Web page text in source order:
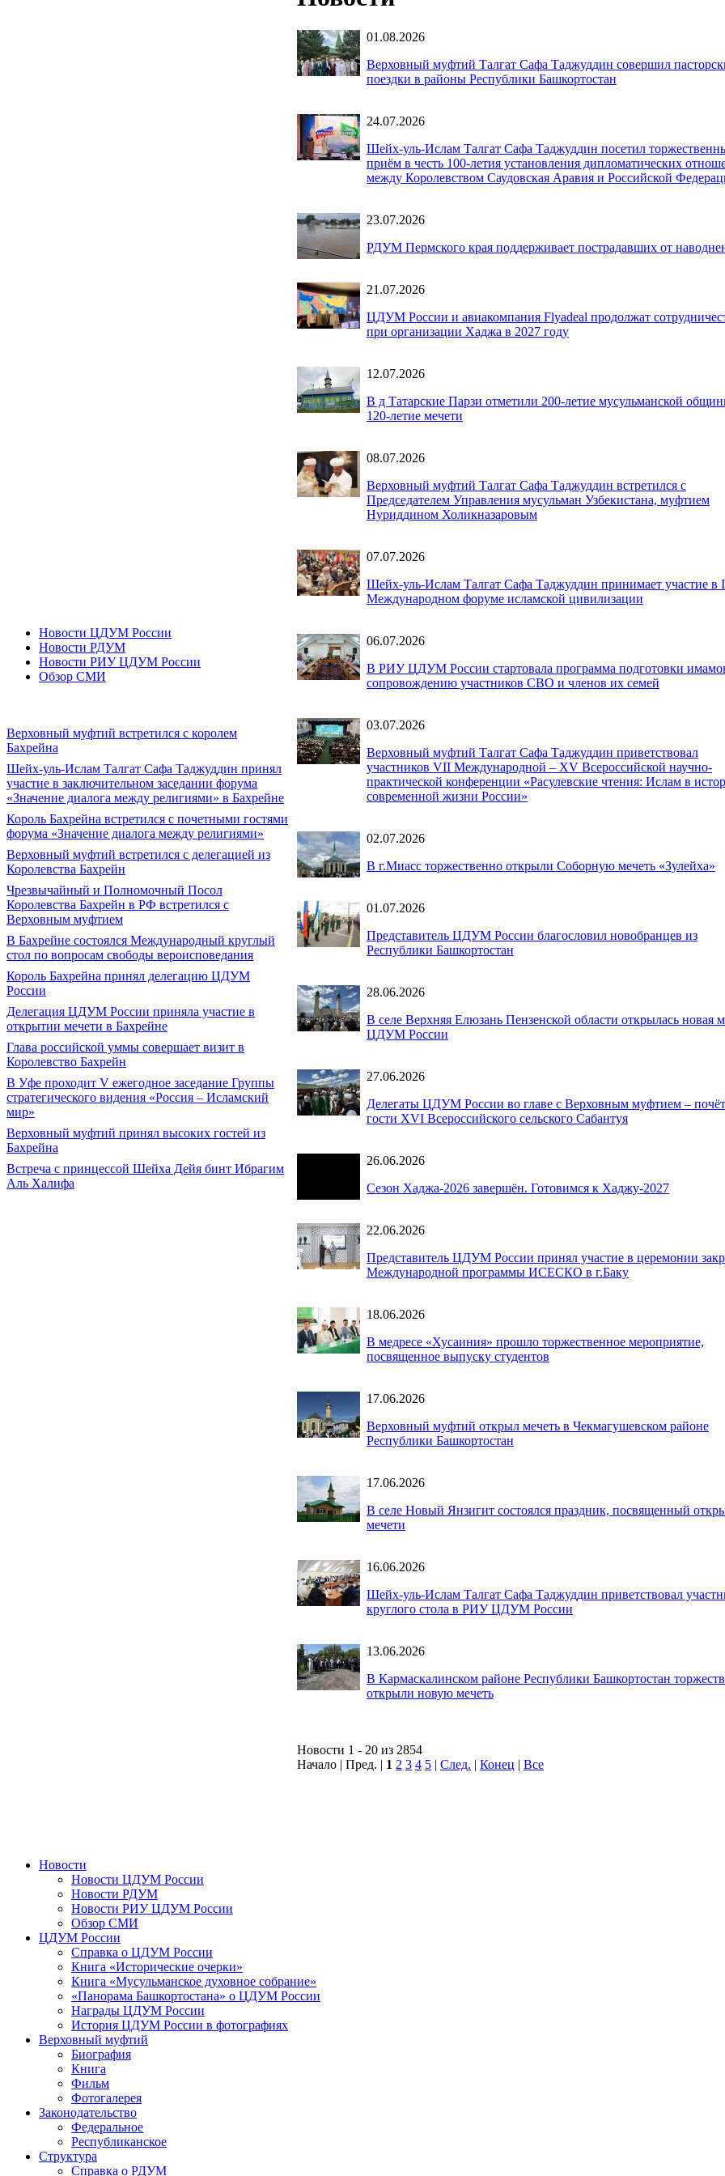
Новости ЦДУМ России
Новости РДУМ
Новости РИУ ЦДУМ России
Обзор СМИ
Верховный муфтий встретился с королем
Бахрейна
Шейх-уль-Ислам Талгат Сафа Таджуддин принял
участие в заключительном заседании форума
«Значение диалога между религиями» в Бахрейне
Король Бахрейна встретился с почетными гостями
форума «Значение диалога между религиями»
Верховный муфтий встретился с делегацией из
Королевства Бахрейн
Чрезвычайный и Полномочный Посол
Королевства Бахрейн в РФ встретился с
Верховным муфтием
В Бахрейне состоялся Международный круглый
стол по вопросам свободы вероисповедания
Король Бахрейна принял делегацию ЦДУМ
России
Делегация ЦДУМ России приняла участие в
открытии мечети в Бахрейне
Глава российской уммы совершает визит в
Королевство Бахрейн
В Уфе проходит V ежегодное заседание Группы
стратегического видения «Россия – Исламский
мир»
Верховный муфтий принял высоких гостей из
Бахрейна
Встреча с принцессой Шейха Дейя бинт Ибрагим
Аль Халифа
01.08.2026
Верховный муфтий Талгат Сафа Таджуддин совершил
поездки в районы Республики Башкортостан
24.07.2026
Шейх-уль-Ислам Талгат Сафа Таджуддин посетил
приём в честь 100-летия установления дипломатических
между Королевством Саудовская Аравия и Российской
23.07.2026
РДУМ Пермского края поддерживает пострадавших от
21.07.2026
ЦДУМ России и авиакомпания Flyadeal продолжат
при организации Хаджа в 2027 году
12.07.2026
В д Татарские Парзи отметили 200-летие мусульманской
120-летие мечети
08.07.2026
Верховный муфтий Талгат Сафа Таджуддин встретился с
Председателем Управления мусульман Узбекистана, муфтием
Нуриддином Холикназаровым
07.07.2026
Шейх-уль-Ислам Талгат Сафа Таджуддин принимает участие в I
Международном форуме исламской цивилизации
06.07.2026
В РИУ ЦДУМ России стартовала программа подготовки
сопровождению участников СВО и членов их семей
03.07.2026
Верховный муфтий Талгат Сафа Таджуддин приветствовал
участников VII Международной – XV Всероссийской научно-
практической конференции «Расулевские чтения: Ислам в
современной жизни России»
02.07.2026
В г.Миасс торжественно открыли Соборную мечеть «Зулейха»
01.07.2026
Представитель ЦДУМ России благословил новобранцев из
Республики Башкортостан
28.06.2026
В селе Верхняя Елюзань Пензенской области открылась новая
ЦДУМ России
27.06.2026
Делегаты ЦДУМ России во главе с Верховным муфтием –
гости XVI Всероссийского сельского Сабантуя
26.06.2026
Сезон Хаджа-2026 завершён. Готовимся к Хаджу-2027
22.06.2026
Представитель ЦДУМ России принял участие в церемонии
Международной программы ИСЕСКО в г.Баку
18.06.2026
В медресе «Хусаиния» прошло торжественное мероприятие,
посвященное выпуску студентов
17.06.2026
Верховный муфтий открыл мечеть в Чекмагушевском районе
Республики Башкортостан
17.06.2026
В селе Новый Янзигит состоялся праздник, посвященный
мечети
16.06.2026
Шейх-уль-Ислам Талгат Сафа Таджуддин приветствовал
круглого стола в РИУ ЦДУМ России
13.06.2026
В Кармаскалинском районе Республики Башкортостан
открыли новую мечеть
Новости 1 - 20 из 2854
Начало | Пред. | 1 2 3 4 5 | След. | Конец | Все
Новости
Новости ЦДУМ России
Новости РДУМ
Новости РИУ ЦДУМ России
Обзор СМИ
ЦДУМ России
Справка о ЦДУМ России
Книга «Исторические очерки»
Книга «Мусульманское духовное собрание»
«Панорама Башкортостана» о ЦДУМ России
Награды ЦДУМ России
История ЦДУМ России в фотографиях
Верховный муфтий
Биография
Книга
Фильм
Фотогалерея
Законодательство
Федеральное
Республиканское
Структура
Справка о РДУМ